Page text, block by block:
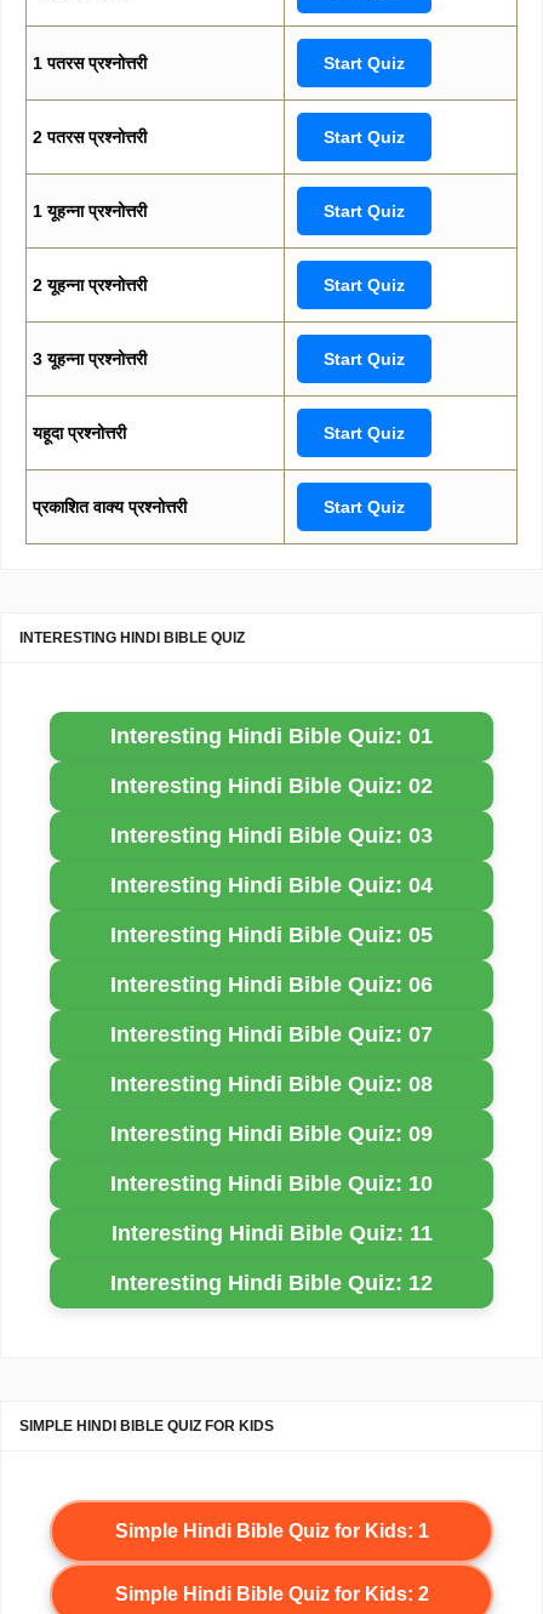
1 पतरस प्रश्नोत्तरी Start Quiz
2 पतरस प्रश्नोत्तरी Start Quiz
1 यूहन्ना प्रश्नोत्तरी Start Quiz
2 यूहन्ना प्रश्नोत्तरी Start Quiz
3 यूहन्ना प्रश्नोत्तरी Start Quiz
यहूदा प्रश्नोत्तरी Start Quiz
प्रकाशित वाक्य प्रश्नोत्तरी Start Quiz
INTERESTING HINDI BIBLE QUIZ
Interesting Hindi Bible Quiz: 01
Interesting Hindi Bible Quiz: 02
Interesting Hindi Bible Quiz: 03
Interesting Hindi Bible Quiz: 04
Interesting Hindi Bible Quiz: 05
Interesting Hindi Bible Quiz: 06
Interesting Hindi Bible Quiz: 07
Interesting Hindi Bible Quiz: 08
Interesting Hindi Bible Quiz: 09
Interesting Hindi Bible Quiz: 10
Interesting Hindi Bible Quiz: 11
Interesting Hindi Bible Quiz: 12
SIMPLE HINDI BIBLE QUIZ FOR KIDS
Simple Hindi Bible Quiz for Kids: 1
Simple Hindi Bible Quiz for Kids: 2